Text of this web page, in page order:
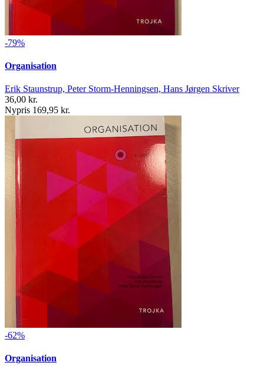
-79%
Organisation
Erik Staunstrup, Peter Storm-Henningsen, Hans Jørgen Skriver
36,00 kr.
Nypris 169,95 kr.
-62%
Organisation